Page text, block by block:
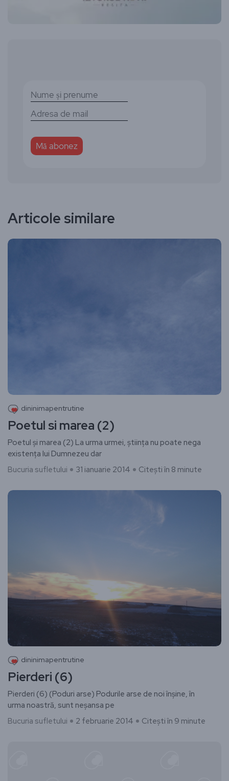
Articole similare
dininimapentrutine
Poetul si marea (2)
Poetul și marea (2) ​La urma urmei, știința nu poate nega
existența lui Dumnezeu dar
Bucuria sufletului
31 ianuarie 2014 Citești în 8 minute
dininimapentrutine
Pierderi (6)
Pierderi (6) (Poduri arse) Podurile arse de noi înșine, în
urma noastră, sunt neșansa pe
Bucuria sufletului
2 februarie 2014 Citești în 9 minute